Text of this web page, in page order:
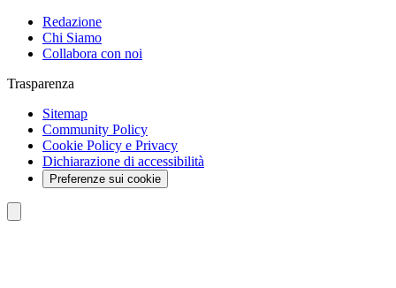
Redazione
Chi Siamo
Collabora con noi
Trasparenza
Sitemap
Community Policy
Cookie Policy e Privacy
Dichiarazione di accessibilità
Preferenze sui cookie